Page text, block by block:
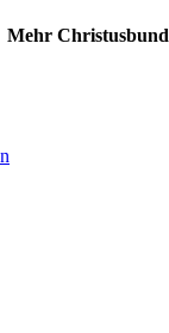
Mehr Christusbund